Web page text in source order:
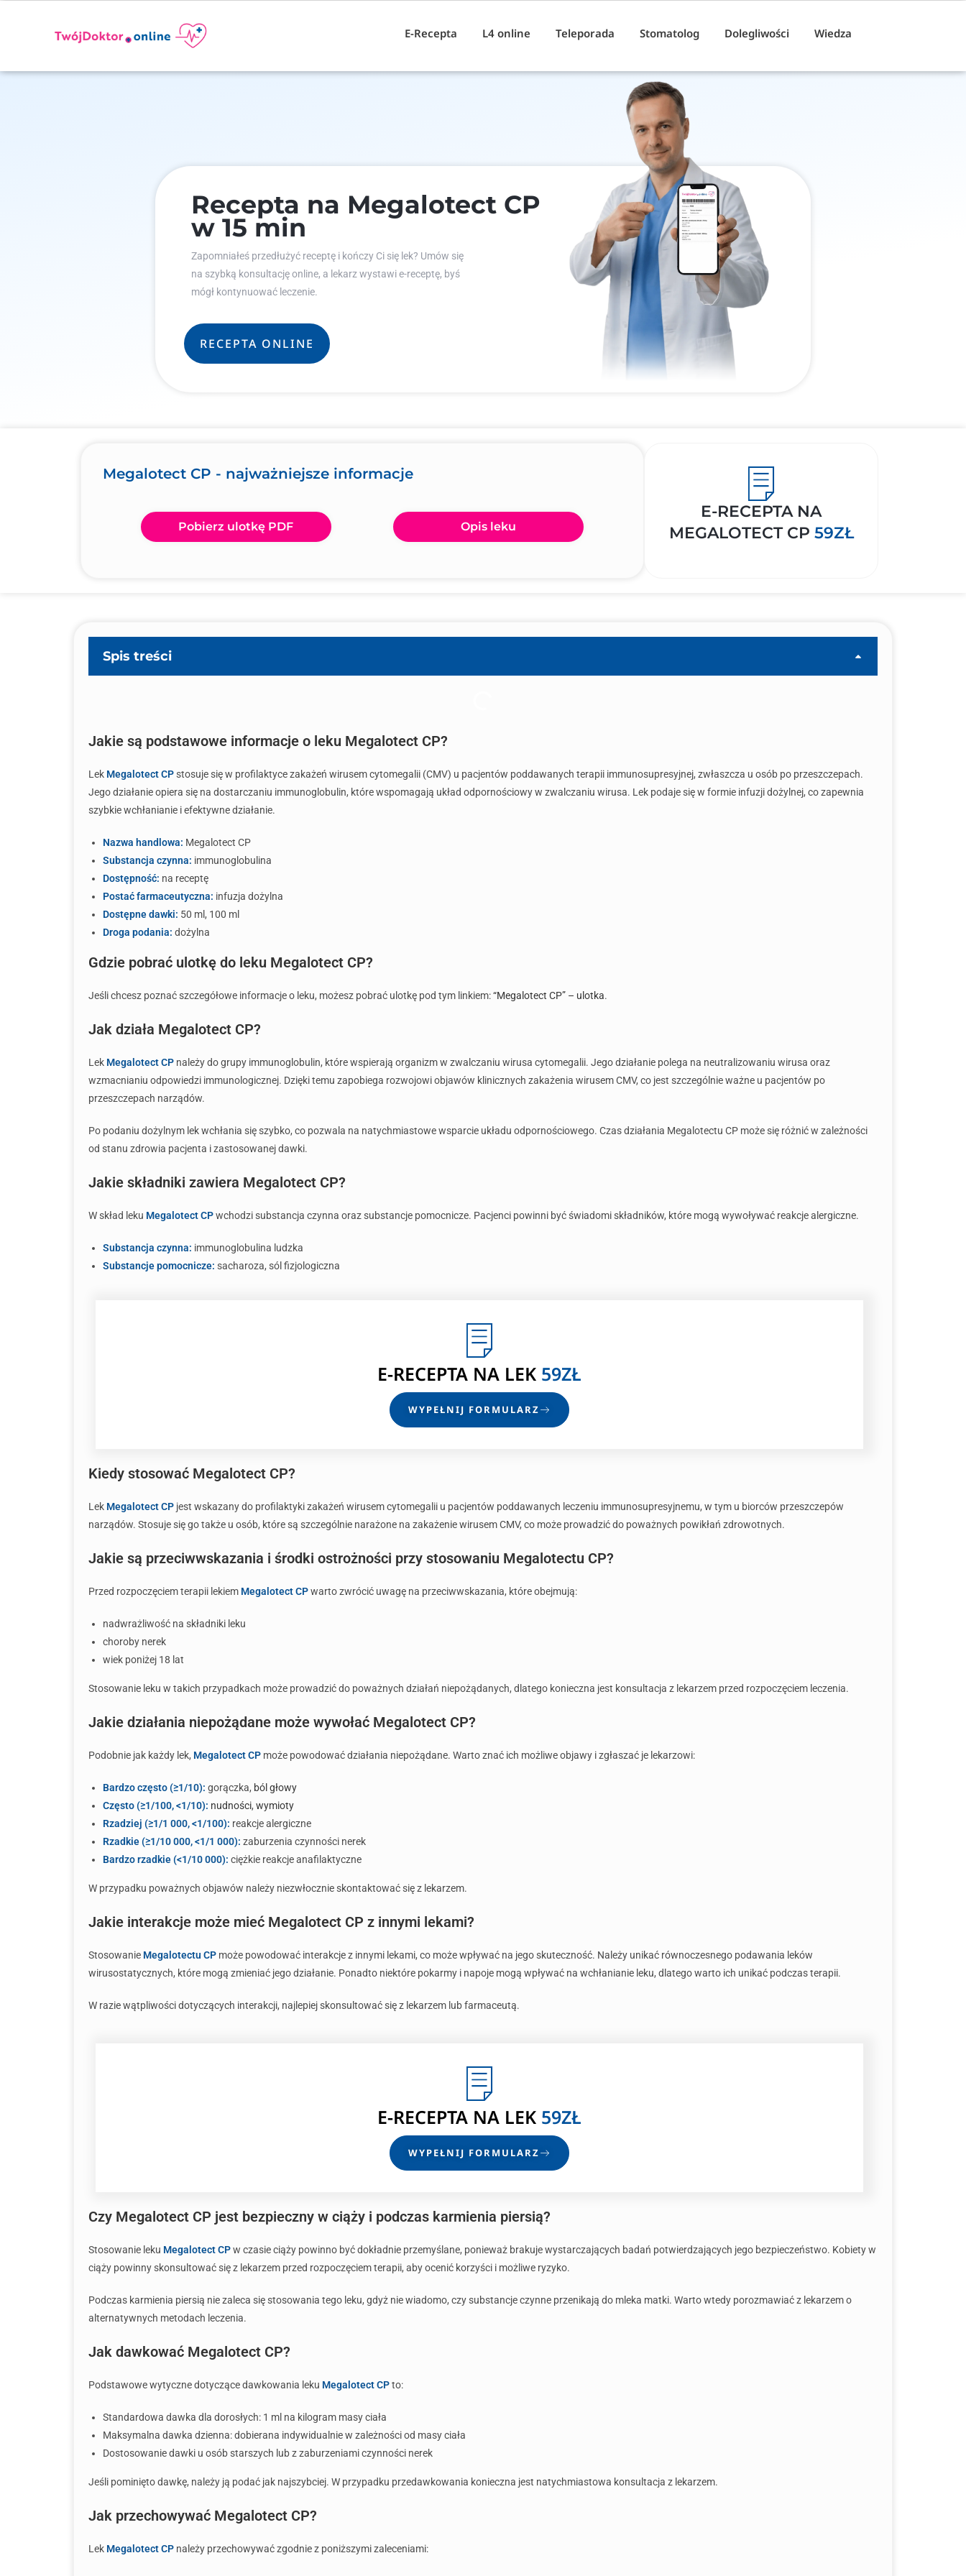
E-Recepta L4 online Teleporada Stomatolog Dolegliwości Wiedza
Recepta na Megalotect CP
w 15 min
Zapomniałeś przedłużyć receptę i kończy Ci się lek? Umów się
na szybką konsultację online, a lekarz wystawi e-receptę, byś
mógł kontynuować leczenie.
RECEPTA ONLINE
Megalotect CP - najważniejsze informacje
Pobierz ulotkę PDF Opis leku
E-RECEPTA NA
MEGALOTECT CP 59ZŁ
Spis treści
Jakie są podstawowe informacje o leku Megalotect CP?
Lek Megalotect CPstosuje się w profilaktyce zakażeń wirusem cytomegalii (CMV) u pacjentów poddawanych terapii immunosupresyjnej, zwłaszcza u osób po przeszczepach.
Jego działanie opiera się na dostarczaniu immunoglobulin, które wspomagają układ odpornościowy w zwalczaniu wirusa. Lek podaje się w formie infuzji dożylnej, co zapewnia
szybkie wchłanianie i efektywne działanie.
Nazwa handlowa: Megalotect CP
Substancja czynna: immunoglobulina
Dostępność: na receptę
Postać farmaceutyczna: infuzja dożylna
Dostępne dawki: 50 ml, 100 ml
Droga podania: dożylna
Gdzie pobrać ulotkę do leku Megalotect CP?
Jeśli chcesz poznać szczegółowe informacje o leku, możesz pobrać ulotkę pod tym linkiem:“Megalotect CP” – ulotka.
Jak działa Megalotect CP?
Lek Megalotect CP należy do grupy immunoglobulin, które wspierają organizm w zwalczaniu wirusa cytomegalii. Jego działanie polega na neutralizowaniu wirusa oraz
wzmacnianiu odpowiedzi immunologicznej. Dzięki temu zapobiega rozwojowi objawów klinicznych zakażenia wirusem CMV, co jest szczególnie ważne u pacjentów po
przeszczepach narządów.
Po podaniu dożylnym lek wchłania się szybko, co pozwala na natychmiastowe wsparcie układu odpornościowego. Czas działania Megalotectu CP może się różnić w zależności
od stanu zdrowia pacjenta i zastosowanej dawki.
Jakie składniki zawiera Megalotect CP?
W skład leku Megalotect CPwchodzi substancja czynna oraz substancje pomocnicze. Pacjenci powinni być świadomi składników, które mogą wywoływać reakcje alergiczne.
Substancja czynna: immunoglobulina ludzka
Substancje pomocnicze: sacharoza, sól fizjologiczna
E-RECEPTA NA LEK 59ZŁ
WYPEŁNIJ FORMULARZ
Kiedy stosować Megalotect CP?
Lek Megalotect CP jest wskazany do profilaktyki zakażeń wirusem cytomegalii u pacjentów poddawanych leczeniu immunosupresyjnemu, w tym u biorców przeszczepów
narządów. Stosuje się go także u osób, które są szczególnie narażone na zakażenie wirusem CMV, co może prowadzić do poważnych powikłań zdrowotnych.
Jakie są przeciwwskazania i środki ostrożności przy stosowaniu Megalotectu CP?
Przed rozpoczęciem terapii lekiem Megalotect CPwarto zwrócić uwagę na przeciwwskazania, które obejmują:
nadwrażliwość na składniki leku
choroby nerek
wiek poniżej 18 lat
Stosowanie leku w takich przypadkach może prowadzić do poważnych działań niepożądanych, dlatego konieczna jest konsultacja z lekarzem przed rozpoczęciem leczenia.
Jakie działania niepożądane może wywołać Megalotect CP?
Podobnie jak każdy lek, Megalotect CP może powodować działania niepożądane. Warto znać ich możliwe objawy i zgłaszać je lekarzowi:
Bardzo często (≥1/10): gorączka, ból głowy
Często (≥1/100, <1/10): nudności, wymioty
Rzadziej (≥1/1 000, <1/100): reakcje alergiczne
Rzadkie (≥1/10 000, <1/1 000): zaburzenia czynności nerek
Bardzo rzadkie (<1/10 000): ciężkie reakcje anafilaktyczne
W przypadku poważnych objawów należy niezwłocznie skontaktować się z lekarzem.
Jakie interakcje może mieć Megalotect CP z innymi lekami?
Stosowanie Megalotectu CP może powodować interakcje z innymi lekami, co może wpływać na jego skuteczność. Należy unikać równoczesnego podawania leków
wirusostatycznych, które mogą zmieniać jego działanie. Ponadto niektóre pokarmy i napoje mogą wpływać na wchłanianie leku, dlatego warto ich unikać podczas terapii.
W razie wątpliwości dotyczących interakcji, najlepiej skonsultować się z lekarzem lub farmaceutą.
E-RECEPTA NA LEK 59ZŁ
WYPEŁNIJ FORMULARZ
Czy Megalotect CP jest bezpieczny w ciąży i podczas karmienia piersią?
Stosowanie leku Megalotect CPw czasie ciąży powinno być dokładnie przemyślane, ponieważ brakuje wystarczających badań potwierdzających jego bezpieczeństwo. Kobiety w
ciąży powinny skonsultować się z lekarzem przed rozpoczęciem terapii, aby ocenić korzyści i możliwe ryzyko.
Podczas karmienia piersią nie zaleca się stosowania tego leku, gdyż nie wiadomo, czy substancje czynne przenikają do mleka matki. Warto wtedy porozmawiać z lekarzem o
alternatywnych metodach leczenia.
Jak dawkować Megalotect CP?
Podstawowe wytyczne dotyczące dawkowania leku Megalotect CPto:
Standardowa dawka dla dorosłych: 1 ml na kilogram masy ciała
Maksymalna dawka dzienna: dobierana indywidualnie w zależności od masy ciała
Dostosowanie dawki u osób starszych lub z zaburzeniami czynności nerek
Jeśli pominięto dawkę, należy ją podać jak najszybciej. W przypadku przedawkowania konieczna jest natychmiastowa konsultacja z lekarzem.
Jak przechowywać Megalotect CP?
Lek Megalotect CP należy przechowywać zgodnie z poniższymi zaleceniami: